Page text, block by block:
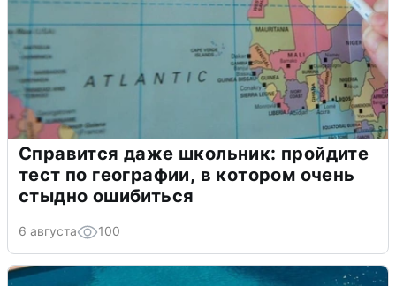
Справится даже школьник: пройдите
тест по географии, в котором очень
стыдно ошибиться
6 августа 100